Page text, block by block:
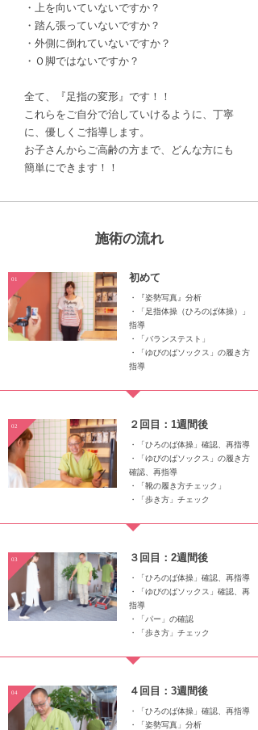
・上を向いていないですか？
・踏ん張っていないですか？
・外側に倒れていないですか？
・Ｏ脚ではないですか？
全て、『足指の変形』です！！
これらをご自分で治していけるように、丁寧
に、優しくご指導します。
お子さんからご高齢の方まで、どんな方にも
簡単にできます！！
施術の流れ
01 初めて
・『姿勢写真』分析
・「足指体操（ひろのば体操）」
指導
・「バランステスト」
・「ゆびのばソックス」の履き方
指導
02 ２回目：1週間後
・「ひろのば体操」確認、再指導
・「ゆびのばソックス」の履き方
確認、再指導
・「靴の履き方チェック」
・「歩き方」チェック
03 ３回目：2週間後
・「ひろのば体操」確認、再指導
・「ゆびのばソックス」確認、再
指導
・「パー」の確認
・「歩き方」チェック
04 ４回目：3週間後
・「ひろのば体操」確認、再指導
・「姿勢写真」分析